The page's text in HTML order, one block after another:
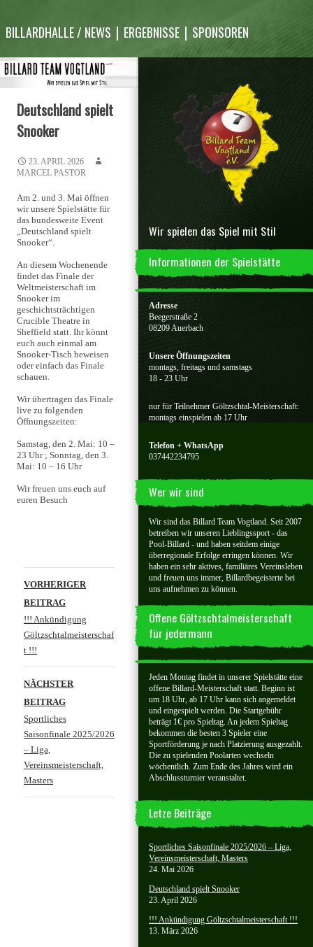
BILLARDHALLE / NEWS ERGEBNISSE SPONSOREN
Wir spielen das Spiel mit Stil
Informationen der Spielstätte
Adresse
Beegerstraße 2
08209 Auerbach
Unsere Öffnungszeiten
montags, freitags und samstags
18 - 23 Uhr
nur für Teilnehmer Göltzschtal-Meisterschaft:
montags einspielen ab 17 Uhr
Telefon + WhatsApp
037442234795
Wer wir sind
Wir sind das Billard Team Vogtland. Seit 2007
betreiben wir unseren Lieblingssport - das
Pool-Billard - und haben seitdem einige
überregionale Erfolge erringen können. Wir
haben ein sehr aktives, familiäres Vereinsleben
und freuen uns immer, Billardbegeisterte bei
uns aufnehmen zu können.
Offene Göltzschtalmeisterschaft
für jedermann
Jeden Montag findet in unserer Spielstätte eine
offene Billard-Meisterschaft statt. Beginn ist
um 18 Uhr, ab 17 Uhr kann sich angemeldet
und eingespielt werden. Die Startgebühr
beträgt 1€ pro Spieltag. An jedem Spieltag
bekommen die besten 3 Spieler eine
Sportförderung je nach Platzierung ausgezahlt.
Die zu spielenden Poolarten wechseln
wöchentlich. Zum Ende des Jahres wird ein
Abschlussturnier veranstaltet.
Letze Beiträge
Sportliches Saisonfinale 2025/2026 – Liga,
Vereinsmeisterschaft, Masters
24. Mai 2026
Deutschland spielt Snooker
23. April 2026
!!! Ankündigung Göltzschtalmeisterschaft !!!
13. März 2026
Deutschland spielt
Snooker
23. APRIL 2026
MARCEL PASTOR
Am 2. und 3. Mai öffnen
wir unsere Spielstätte für
das bundesweite Event
„Deutschland spielt
Snooker“.
An diesem Wochenende
findet das Finale der
Weltmeisterschaft im
Snooker im
geschichtsträchtigen
Crucible Theatre in
Sheffield statt. Ihr könnt
euch auch einmal am
Snooker-Tisch beweisen
oder einfach das Finale
schauen.
Wir übertragen das Finale
live zu folgenden
Öffnungszeiten:
Samstag, den 2. Mai: 10 –
23 Uhr ; Sonntag, den 3.
Mai: 10 – 16 Uhr
Wir freuen uns euch auf
euren Besuch
Beitragsnavigation
VORHERIGER
BEITRAG
!!! Ankündigung
Göltzschtalmeisterschaf
t !!!
NÄCHSTER
BEITRAG
Sportliches
Saisonfinale 2025/2026
– Liga,
Vereinsmeisterschaft,
Masters